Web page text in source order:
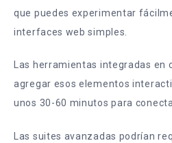
que puedes experimentar
interfaces web simples.
Las herramientas integradas en
agregar esos elementos
unos 30-60 minutos para
Las suites avanzadas podrían